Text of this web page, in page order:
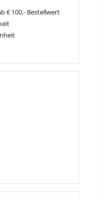
€ 100,- Bestellwert